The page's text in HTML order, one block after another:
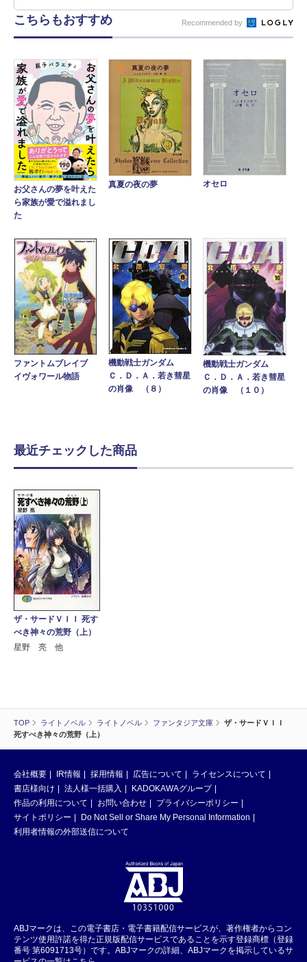
TOP ライトノベル ライトノベル ファンタジア文庫
ザ・サードＶＩＩ
死すべき神々の荒野（上）
こちらもおすすめ Recommended by
お父さんの夢を叶えた
ら家族が愛で溢れまし
た
真夏の夜の夢 オセロ
ファントムブレイブ
イヴォワール物語
機動戦士ガンダム
Ｃ．Ｄ．Ａ．若き彗星
の肖像 （８）
機動戦士ガンダム
Ｃ．Ｄ．Ａ．若き彗星
の肖像 （１０）
最近チェックした商品
ザ・サードＶＩＩ 死す
べき神々の荒野（上）
星野 亮 他
会社概要 IR情報 採用情報 広告について
ライセンスについて
書店様向け
法人様一括購入
KADOKAWAグループ
作品の利用について
お問い合わせ
プライバシーポリシー
サイトポリシー
Do Not Sell or Share My Personal Information
利用者情報の外部送信について
ABJマークは、この電子書店・電子書籍配信サービスが、著作権者からコン
テンツ使用許諾を得た正規版配信サービスであることを示す登録商標（登録
番号 第6091713号）です。ABJマークの詳細、ABJマークを掲示しているサ